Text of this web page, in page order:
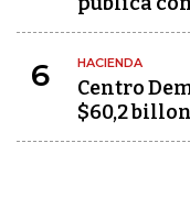
6 HACIENDA
Centro
$60,2